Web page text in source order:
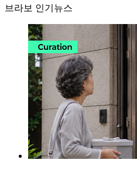
브라보 인기뉴스